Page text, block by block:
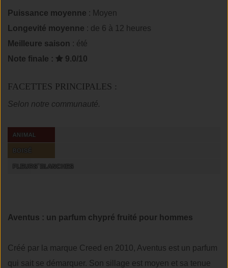
Puissance moyenne : Moyen
Longevité moyenne : de 6 à 12 heures
Meilleure saison : été
Note finale :
9.0/10
FACETTES PRINCIPALES :
Selon notre communauté.
ANIMAL
BOISÉ
FLEURS`BLANCHES
Aventus : un parfum chypré fruité pour hommes
Créé par la marque Creed en 2010, Aventus est un parfum
qui sait se démarquer. Son sillage est moyen et sa tenue